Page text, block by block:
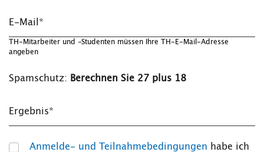
E-Mail*
TH-Mitarbeiter und -Studenten müssen Ihre TH-E-Mail-Adresse
angeben
Spamschutz: Berechnen Sie 27 plus 18
Ergebnis*
Anmelde- und Teilnahmebedingungen habe ich